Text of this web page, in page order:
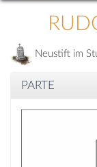
Neustift im
PARTE